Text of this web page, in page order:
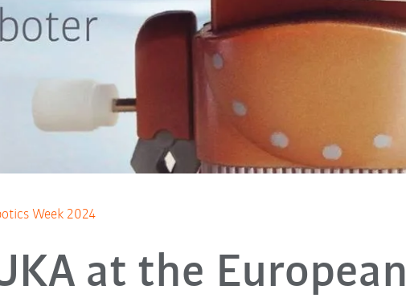
Week 2024
at the European